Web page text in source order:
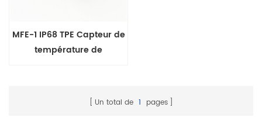
MFE-1 IP68 TPE Capteur de
température de
Un total de 1 pages